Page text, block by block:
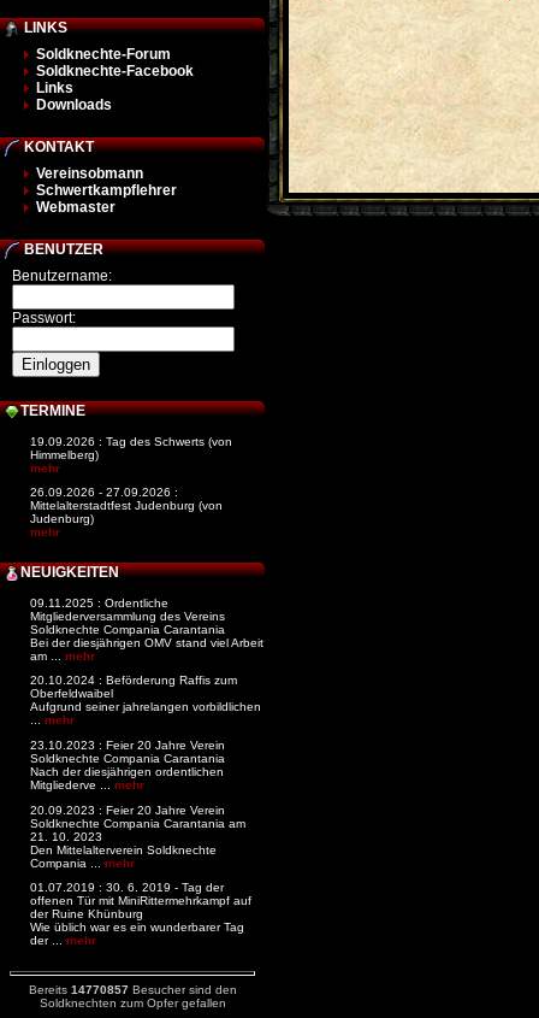
LINKS
Soldknechte-Forum
Soldknechte-Facebook
Links
Downloads
KONTAKT
Vereinsobmann
Schwertkampflehrer
Webmaster
BENUTZER
Benutzername:
Passwort:
TERMINE
19.09.2026 : Tag des Schwerts (von
Himmelberg)
mehr
26.09.2026 - 27.09.2026 :
Mittelalterstadtfest Judenburg (von
Judenburg)
mehr
NEUIGKEITEN
09.11.2025 : Ordentliche
Mitgliederversammlung des Vereins
Soldknechte Compania Carantania
Bei der diesjährigen OMV stand viel Arbeit
am ... mehr
20.10.2024 : Beförderung Raffis zum
Oberfeldwaibel
Aufgrund seiner jahrelangen vorbildlichen
... mehr
23.10.2023 : Feier 20 Jahre Verein
Soldknechte Compania Carantania
Nach der diesjährigen ordentlichen
Mitgliederve ... mehr
20.09.2023 : Feier 20 Jahre Verein
Soldknechte Compania Carantania am
21. 10. 2023
Den Mittelalterverein Soldknechte
Compania ... mehr
01.07.2019 : 30. 6. 2019 - Tag der
offenen Tür mit MiniRittermehrkampf auf
der Ruine Khünburg
Wie üblich war es ein wunderbarer Tag
der ... mehr
Bereits 14770857Besucher sind den
Soldknechten zum Opfer gefallen